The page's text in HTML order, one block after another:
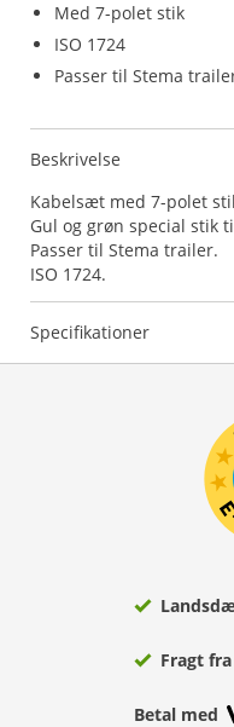
Med 7-polet stik
ISO 1724
Passer til Stema
Beskrivelse
Kabelsæt med 7-polet
Gul og grøn special stik
Passer til Stema trailer.
ISO 1724.
Specifikationer
Fragt
Betal med